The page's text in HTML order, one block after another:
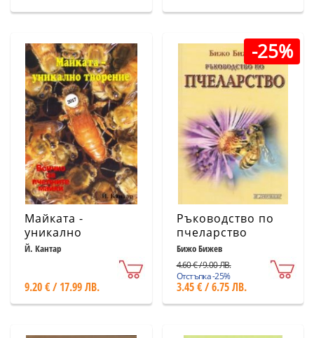
Майката -
уникално
творение. Всичко
Й. Кантар
9.20 € / 17.99 ЛВ.
-25%
Ръководство по
пчеларство
Бижо Бижев
4.60 € / 9.00 ЛВ.
Отстъпка -25%
3.45 € / 6.75 ЛВ.